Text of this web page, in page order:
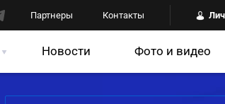
Партнеры Контакты
Новости Фото и видео